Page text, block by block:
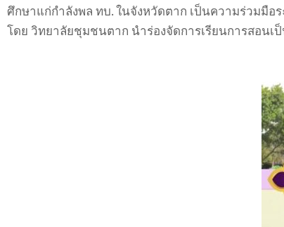
ศึกษาแก่กำลังพล ทบ. ในจังหวัดตาก เป็นความร่วมมื
โดย วิทยาลัยชุมชนตาก นำร่องจัดการเรียนการสอนเ